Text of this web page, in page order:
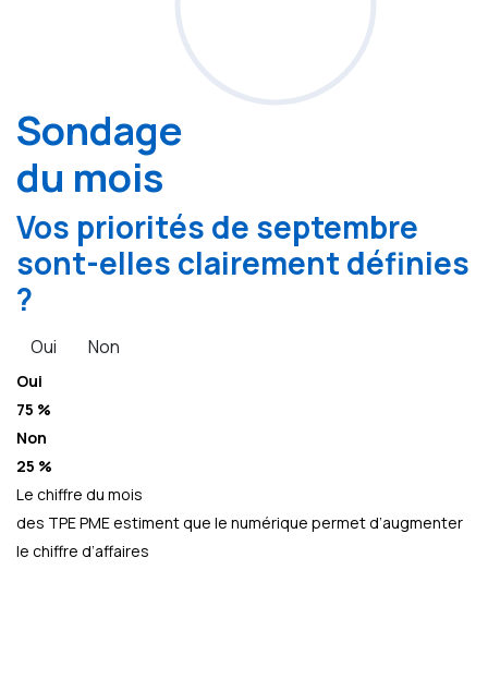
Sondage
du mois
Vos priorités de septembre
sont-elles clairement définies
?
Oui Non
Oui
75 %
Non
25 %
Le chiffre du mois
des TPE PME estiment que le numérique permet d’augmenter
le chiffre d’affaires